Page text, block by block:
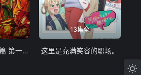
鬼灭之刃 无限城篇 第一章 猗窝座再袭
13集全
这里是充满笑容的职场。